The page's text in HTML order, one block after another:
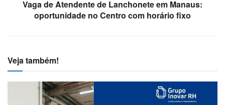
Vaga de Atendente de Lanchonete em Manaus:
oportunidade no Centro com horário fixo
Veja também!